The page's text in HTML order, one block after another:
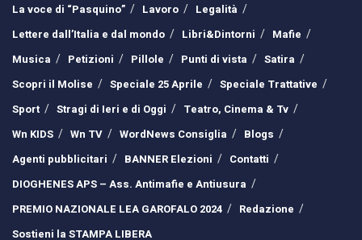
La voce di “Pasquino”
Lavoro
Legalità
Lettere dall’Italia e dal mondo
Libri&Dintorni
Mafie
Musica
Petizioni Pillole Punti di vista
Satira
Scopri il Molise
Speciale 25 Aprile
Speciale Trattative
Sport
Stragi di Ieri e di Oggi
Teatro, Cinema & Tv
Wn KIDS
Wn TV WordNews Consiglia
Blogs
Agenti pubblicitari
BANNER Elezioni
Contatti
DIOGHENES APS – Ass. Antimafie e Antiusura
PREMIO NAZIONALE LEA GAROFALO 2024
Redazione
Sostieni la STAMPA LIBERA